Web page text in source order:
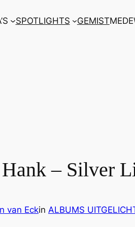
SPOTLIGHTS GEMIST
– Silver
van Eckin ALBUMS